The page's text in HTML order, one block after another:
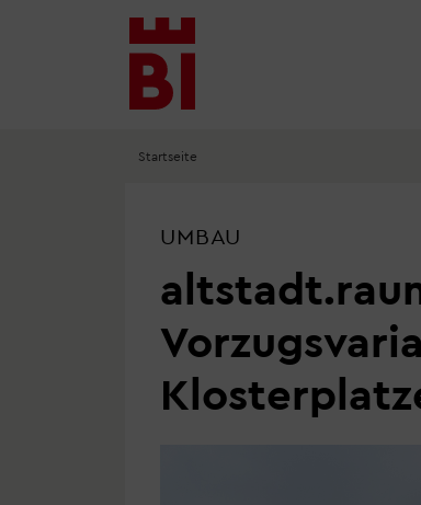
Inhalt
anspringen
Menü
anspringen
Suche
anspringen
Startseite
UMBAU